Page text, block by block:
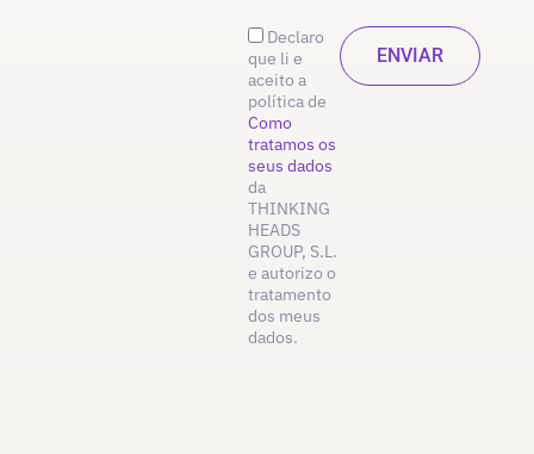
Declaro
que li e
aceito a
política de
Como
tratamos os
seus dados
da
THINKING
HEADS
GROUP, S.L.
e autorizo o
tratamento
dos meus
dados.